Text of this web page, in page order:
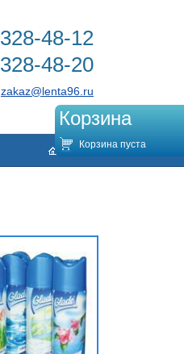
328-48-12
328-48-20
zakaz@lenta96.ru
Корзина
Корзина пуста